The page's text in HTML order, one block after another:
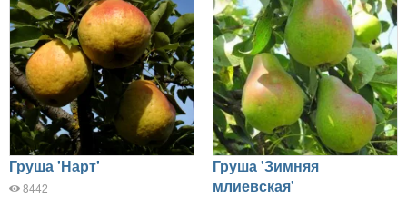
Груша 'Нарт'
8442
Груша 'Зимняя
млиевская'